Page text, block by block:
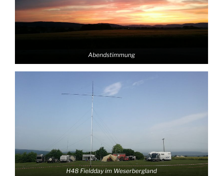
Abendstimmung
H48 Fieldday im Weserbergland